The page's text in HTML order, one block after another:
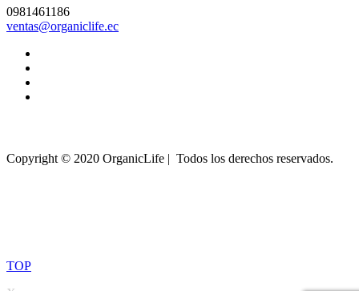
0981461186
ventas@organiclife.ec
Copyright © 2020 OrganicLife | Todos los derechos reservados.
TOP